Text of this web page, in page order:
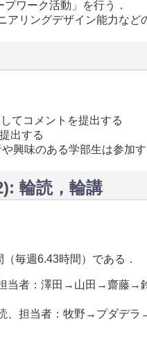
ワーク活動」を行う．
アリングデザイン能力な
てコメントを提出する
出する
興味のある学部生は参加す
輪読，輪講
毎週6.43時間）である．
当者：澤田→山田→齋藤→
、担当者：牧野→プダデラ